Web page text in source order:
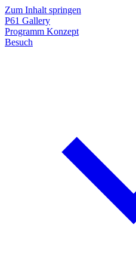
Zum Inhalt springen
P61 Gallery
Programm Konzept
Besuch